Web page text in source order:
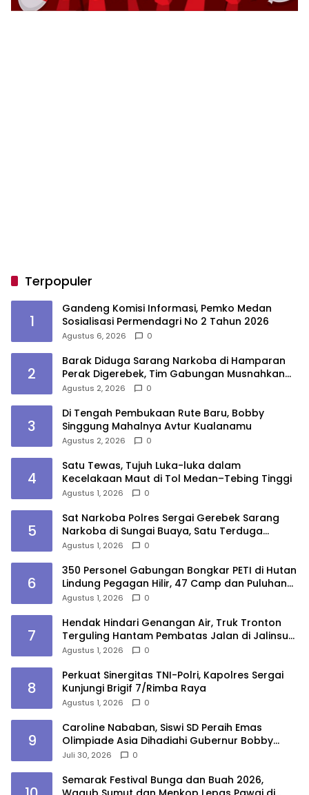
Terpopuler
1
Gandeng Komisi Informasi, Pemko Medan
Sosialisasi Permendagri No 2 Tahun 2026
Agustus 6, 2026 0
2
Barak Diduga Sarang Narkoba di Hamparan
Perak Digerebek, Tim Gabungan Musnahkan
Lokasi
Agustus 2, 2026 0
3
Di Tengah Pembukaan Rute Baru, Bobby
Singgung Mahalnya Avtur Kualanamu
Agustus 2, 2026 0
4
Satu Tewas, Tujuh Luka-luka dalam
Kecelakaan Maut di Tol Medan–Tebing Tinggi
Agustus 1, 2026 0
5
Sat Narkoba Polres Sergai Gerebek Sarang
Narkoba di Sungai Buaya, Satu Terduga
Pelaku Diamankan
Agustus 1, 2026 0
6
350 Personel Gabungan Bongkar PETI di Hutan
Lindung Pegagan Hilir, 47 Camp dan Puluhan
Peralatan Dimusnahkan
Agustus 1, 2026 0
7
Hendak Hindari Genangan Air, Truk Tronton
Terguling Hantam Pembatas Jalan di Jalinsum
Sergai
Agustus 1, 2026 0
8
Perkuat Sinergitas TNI-Polri, Kapolres Sergai
Kunjungi Brigif 7/Rimba Raya
Agustus 1, 2026 0
9
Caroline Nababan, Siswi SD Peraih Emas
Olimpiade Asia Dihadiahi Gubernur Bobby
Nasution Beasiswa Hingga Rumah
Juli 30, 2026 0
Semarak Festival Bunga dan Buah 2026,